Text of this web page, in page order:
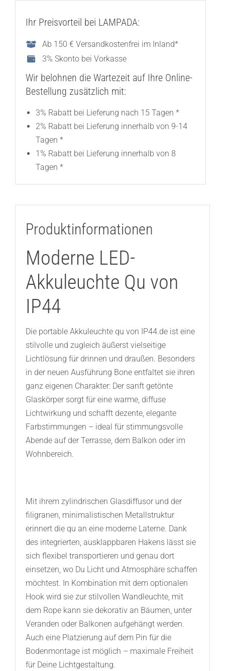
Ihr Preisvorteil bei LAMPADA:
Ab 150 € Versandkostenfrei im Inland*
3% Skonto bei Vorkasse
Wir belohnen die Wartezeit auf Ihre Online-
Bestellung zusätzlich mit:
3% Rabatt bei Lieferung nach 15 Tagen *
2% Rabatt bei Lieferung innerhalb von 9-14
Tagen *
1% Rabatt bei Lieferung innerhalb von 8
Tagen *
Produktinformationen
Moderne LED-
Akkuleuchte Qu von
IP44
Die portable Akkuleuchte qu von IP44.de ist eine
stilvolle und zugleich äußerst vielseitige
Lichtlösung für drinnen und draußen. Besonders
in der neuen Ausführung Bone entfaltet sie ihren
ganz eigenen Charakter: Der sanft getönte
Glaskörper sorgt für eine warme, diffuse
Lichtwirkung und schafft dezente, elegante
Farbstimmungen – ideal für stimmungsvolle
Abende auf der Terrasse, dem Balkon oder im
Wohnbereich.
Mit ihrem zylindrischen Glasdiffusor und der
filigranen, minimalistischen Metallstruktur
erinnert die qu an eine moderne Laterne. Dank
des integrierten, ausklappbaren Hakens lässt sie
sich flexibel transportieren und genau dort
einsetzen, wo Du Licht und Atmosphäre schaffen
möchtest. In Kombination mit dem optionalen
Hook wird sie zur stilvollen Wandleuchte, mit
dem Rope kann sie dekorativ an Bäumen, unter
Veranden oder Balkonen aufgehängt werden.
Auch eine Platzierung auf dem Pin für die
Bodenmontage ist möglich – maximale Freiheit
für Deine Lichtgestaltung.